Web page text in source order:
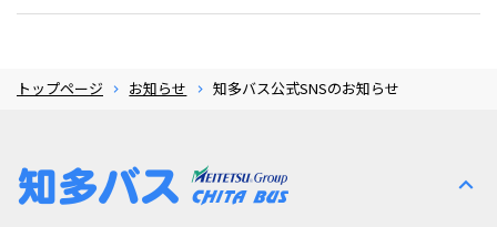
トップページ お知らせ 知多バス公式SNSのお知らせ
expand_less